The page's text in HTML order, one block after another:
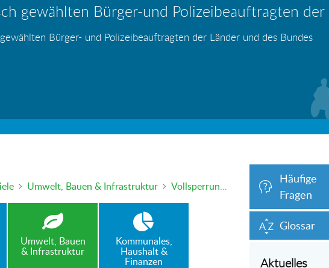
gewählten Bürger-und Polizeibeauftragten
Bürger- und Polizeibeauftragten der Länder und des Bundes
– wer haftet für die Folgen?
Blei - gefährlich und inzwischen auch verboten!
mündlich an die Bürgerbeauftragte wenden. Nutzen Sie auch unser
Umwelt, Bauen & Infrastruktur Vollsperrung Kreisverkehr – Reine Willkür?
Umwelt, Bauen
& Infrastruktur
Kommunales,
Haushalt &
Finanzen
Häufige
Fragen
Glossar
Aktuelles